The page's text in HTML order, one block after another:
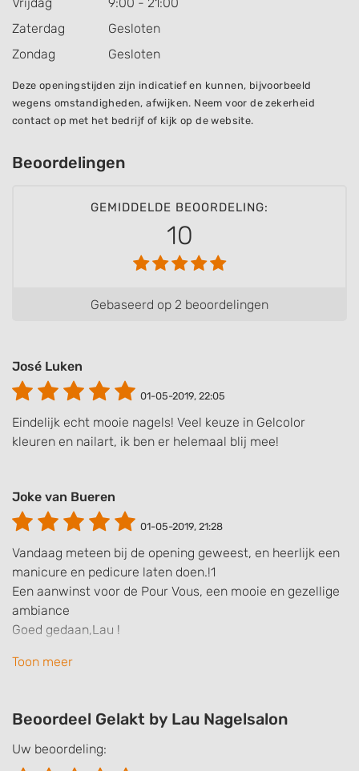
Zaterdag
Gesloten
Zondag
Gesloten
Deze openingstijden zijn indicatief en kunnen, bijvoorbeeld
wegens omstandigheden, afwijken. Neem voor de zekerheid
contact op met het bedrijf of kijk op de website.
Beoordelingen
GEMIDDELDE BEOORDELING:
10
Gebaseerd op 2 beoordelingen
José Luken
01-05-2019, 22:05
Eindelijk echt mooie nagels! Veel keuze in Gelcolor
kleuren en nailart, ik ben er helemaal blij mee!
Joke van Bueren
01-05-2019, 21:28
Vandaag meteen bij de opening geweest, en heerlijk een
manicure en pedicure laten doen.!1
Een aanwinst voor de Pour Vous, een mooie en gezellige
ambiance
Goed gedaan,Lau !
Openingstijden niet correct zie boven
Toon meer
Beoordeel Gelakt by Lau Nagelsalon
Uw beoordeling: